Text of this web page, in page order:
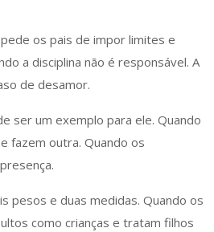
os pais de impor limites e
a disciplina não é responsável. A
de desamor.
ser um exemplo para ele. Quando
fazem outra. Quando os
pesos e duas medidas. Quando os
como crianças e tratam filhos